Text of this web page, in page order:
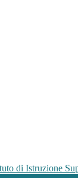
di Istruzione